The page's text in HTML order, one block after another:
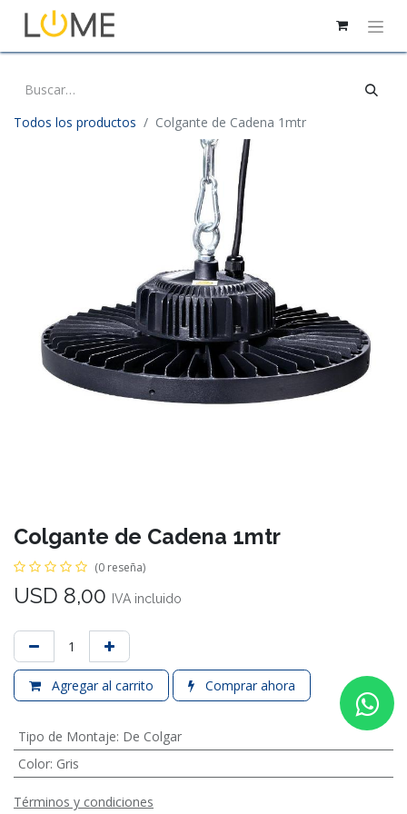
Todos los productos Colgante de Cadena 1mtr
Colgante de Cadena 1mtr
(0 reseña)
USD 8,00 IVA incluido
Agregar al carrito Comprar ahora
Tipo de Montaje: De Colgar
Color: Gris
Términos y condiciones